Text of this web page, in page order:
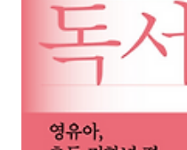
놀이터, 동물원, 식물원, 공연장이
루를 선사하는 장소입니다. 특히
험심을 자극..